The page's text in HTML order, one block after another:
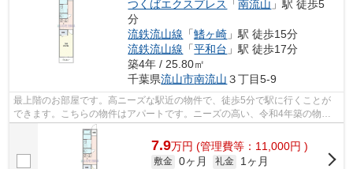
つくばエクスプレス
「南流山 」駅 徒歩5
分
流鉄流山線 「鰭ヶ崎 」駅 徒歩15分
流鉄流山線 「平和台 」駅 徒歩17分
築4年 / 25.80㎡
千葉県流山市南流山 ３丁目5-9
最上階のお部屋です。高ニーズな駅近の物件で、徒歩5分で駅に行くことが
できます。こちらの物件はアパートです。ニーズの高い、令和4年築の物件
で、オシャレな室内が魅力的。柏店には...
7.9万円 (管理費等：11,000円 )
敷金 0ヶ月 礼金
1ヶ月